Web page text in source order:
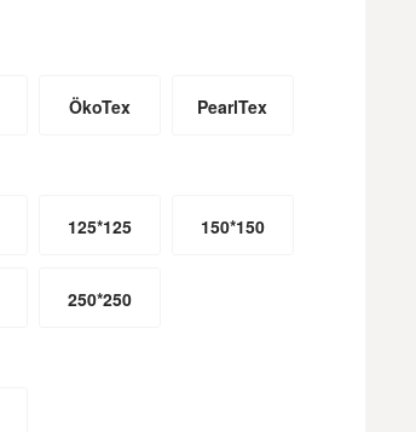
ÖkoTex PearlTex
125*125 150*150
250*250